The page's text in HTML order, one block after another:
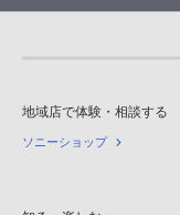
地域店で体験・相談する
ソニーショップ